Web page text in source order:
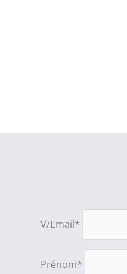
V/Email*
Prénom*